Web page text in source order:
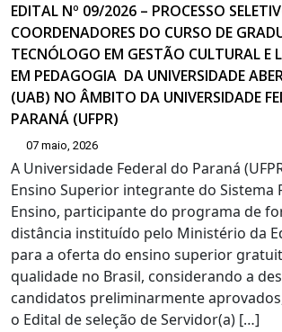
EDITAL Nº 09/2026 – PROCESSO
COORDENADORES DO CURSO DE
TECNÓLOGO EM GESTÃO CULTURAL E
EM PEDAGOGIA DA UNIVERSIDADE
(UAB) NO ÂMBITO DA UNIVERSIDADE
PARANÁ (UFPR)
07 maio, 2026
A Universidade Federal do Paraná
Ensino Superior integrante do Sistema
Ensino, participante do programa de
distância instituído pelo Ministério da
para a oferta do ensino superior
qualidade no Brasil, considerando a
candidatos preliminarmente
o Edital de seleção de Servidor(a) […]